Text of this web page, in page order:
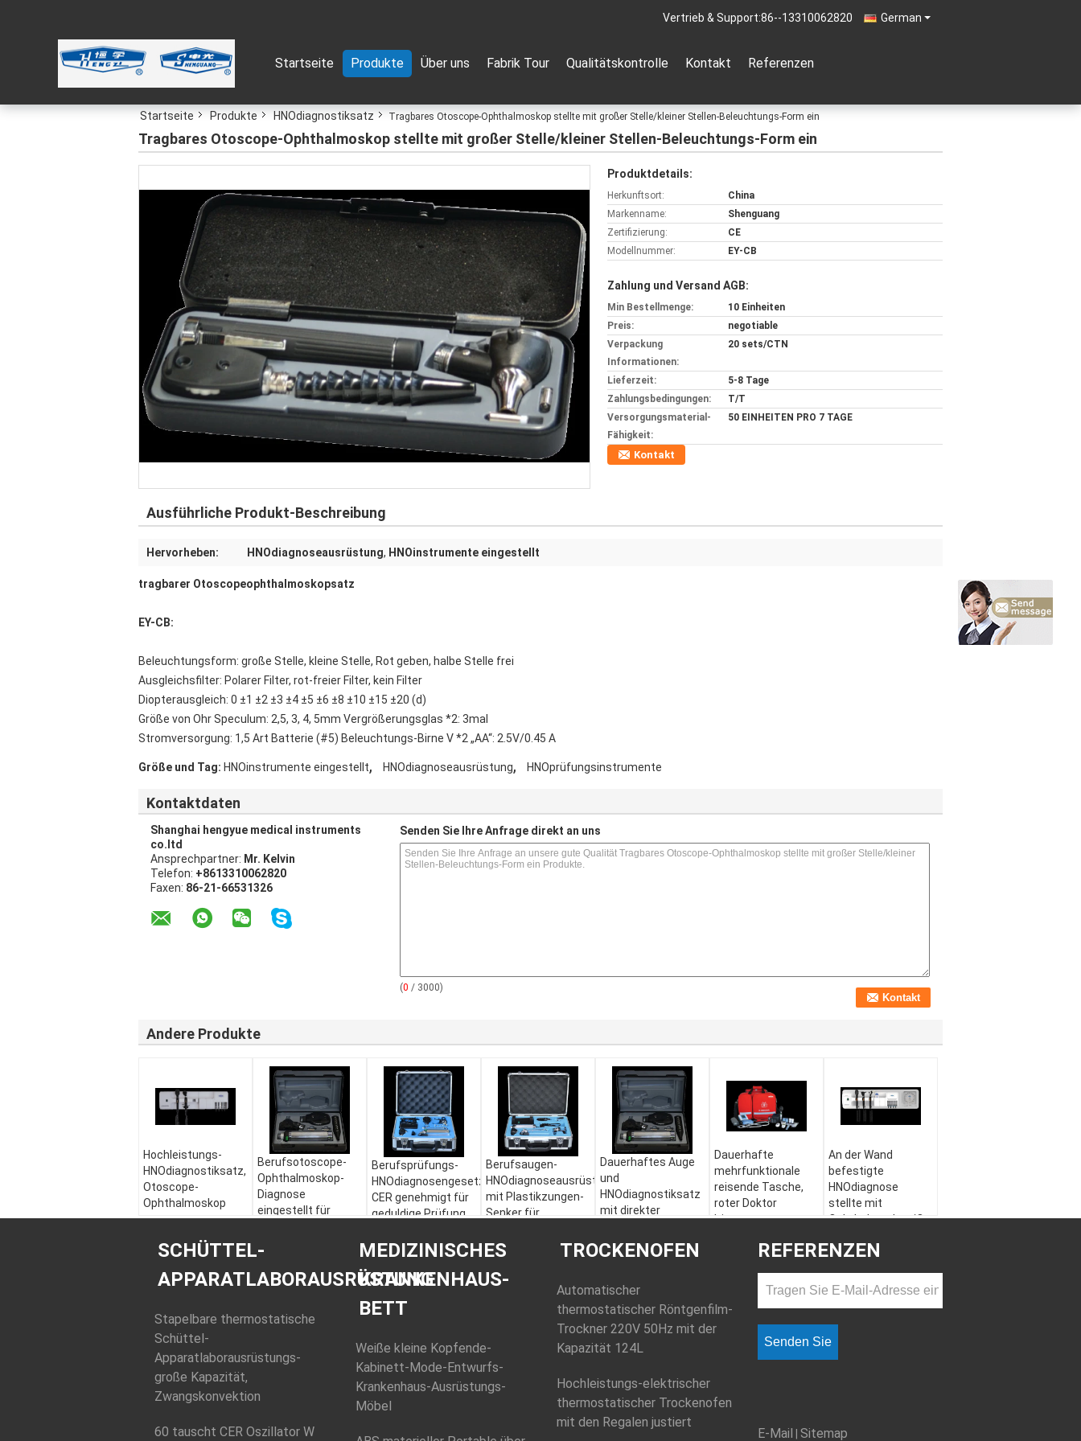
German
Vertrieb & Support:86--13310062820
Startseite Produkte Über uns Fabrik Tour Qualitätskontrolle Kontakt Referenzen
Startseite Produkte HNOdiagnostiksatz Tragbares Otoscope-Ophthalmoskop stellte mit großer Stelle/kleiner Stellen-Beleuchtungs-Form ein
Tragbares Otoscope-Ophthalmoskop stellte mit großer Stelle/kleiner Stellen-Beleuchtungs-Form ein
Produktdetails:
Herkunftsort:
China
Markenname:
Shenguang
Zertifizierung:
CE
Modellnummer:
EY-CB
Zahlung und Versand AGB:
Min Bestellmenge:
10 Einheiten
Preis:
negotiable
Verpackung
Informationen:
20 sets/CTN
Lieferzeit:
5-8 Tage
Zahlungsbedingungen:
T/T
Versorgungsmaterial-
Fähigkeit:
50 EINHEITEN PRO 7 TAGE
Kontakt
Ausführliche Produkt-Beschreibung
Hervorheben: HNOdiagnoseausrüstung, HNOinstrumente eingestellt
tragbarer Otoscopeophthalmoskopsatz
EY-CB:
Beleuchtungsform: große Stelle, kleine Stelle, Rot geben, halbe Stelle frei
Ausgleichsfilter: Polarer Filter, rot-freier Filter, kein Filter
Diopterausgleich: 0 ±1 ±2 ±3 ±4 ±5 ±6 ±8 ±10 ±15 ±20 (d)
Größe von Ohr Speculum: 2,5, 3, 4, 5mm Vergrößerungsglas *2: 3mal
Stromversorgung: 1,5 Art Batterie (#5) Beleuchtungs-Birne V *2 „AA“: 2.5V/0.45 A
Größe und Tag: HNOinstrumente eingestellt, HNOdiagnoseausrüstung, HNOprüfungsinstrumente
Kontaktdaten
Shanghai hengyue medical instruments
co.ltd
Ansprechpartner: Mr. Kelvin
Telefon: +8613310062820
Faxen: 86-21-66531326
Senden Sie Ihre Anfrage direkt an uns
(0 / 3000)
Andere Produkte
Hochleistungs-
HNOdiagnostiksatz,
Otoscope-
Ophthalmoskop
gesetzter
220V
Berufsotoscope-
Ophthalmoskop-
Diagnose
eingestellt für
Berufsprüfungs-
HNOdiagnosengesetztes
CER genehmigt für
geduldige Prüfung
Berufsprüfung
Prüfung-Apparat
Berufsaugen-
HNOdiagnoseausrüstung
mit Plastikzungen-
Senker für
Dauerhaftes Auge
und
HNOdiagnostiksatz
mit direkter
Portable
Dauerhafte
mehrfunktionale
reisende Tasche,
roter Doktor
Itinerant
An der Wand
befestigte
HNOdiagnose
stellte mit
Ophthalmoskop/Otoscope/nasalem
SCHÜTTEL-
APPARATLABORAUSRÜSTUNG
Stapelbare thermostatische
Schüttel-
Apparatlaborausrüstungs-
große Kapazität,
Zwangskonvektion
60 tauscht CER Oszillator W
MEDIZINISCHES
KRANKENHAUS-
BETT
Weiße kleine Kopfende-
Kabinett-Mode-Entwurfs-
Krankenhaus-Ausrüstungs-
Möbel
TROCKENOFEN
Automatischer
thermostatischer Röntgenfilm-
Trockner 220V 50Hz mit der
Kapazität 124L
Hochleistungs-elektrischer
thermostatischer Trockenofen
mit den Regalen justiert
REFERENZEN
Senden Sie
E-Mail Sitemap